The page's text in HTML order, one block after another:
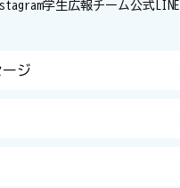
学生広報チーム公式LINE
ジ